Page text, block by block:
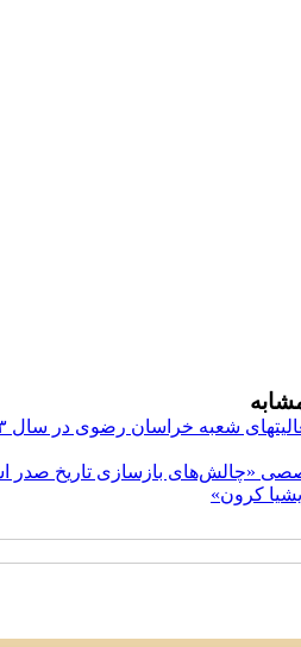
شعبه خراسان رضوی در سال ۱۴۰۳
«چالش‌های بازسازی تاریخ صدر
کرون»